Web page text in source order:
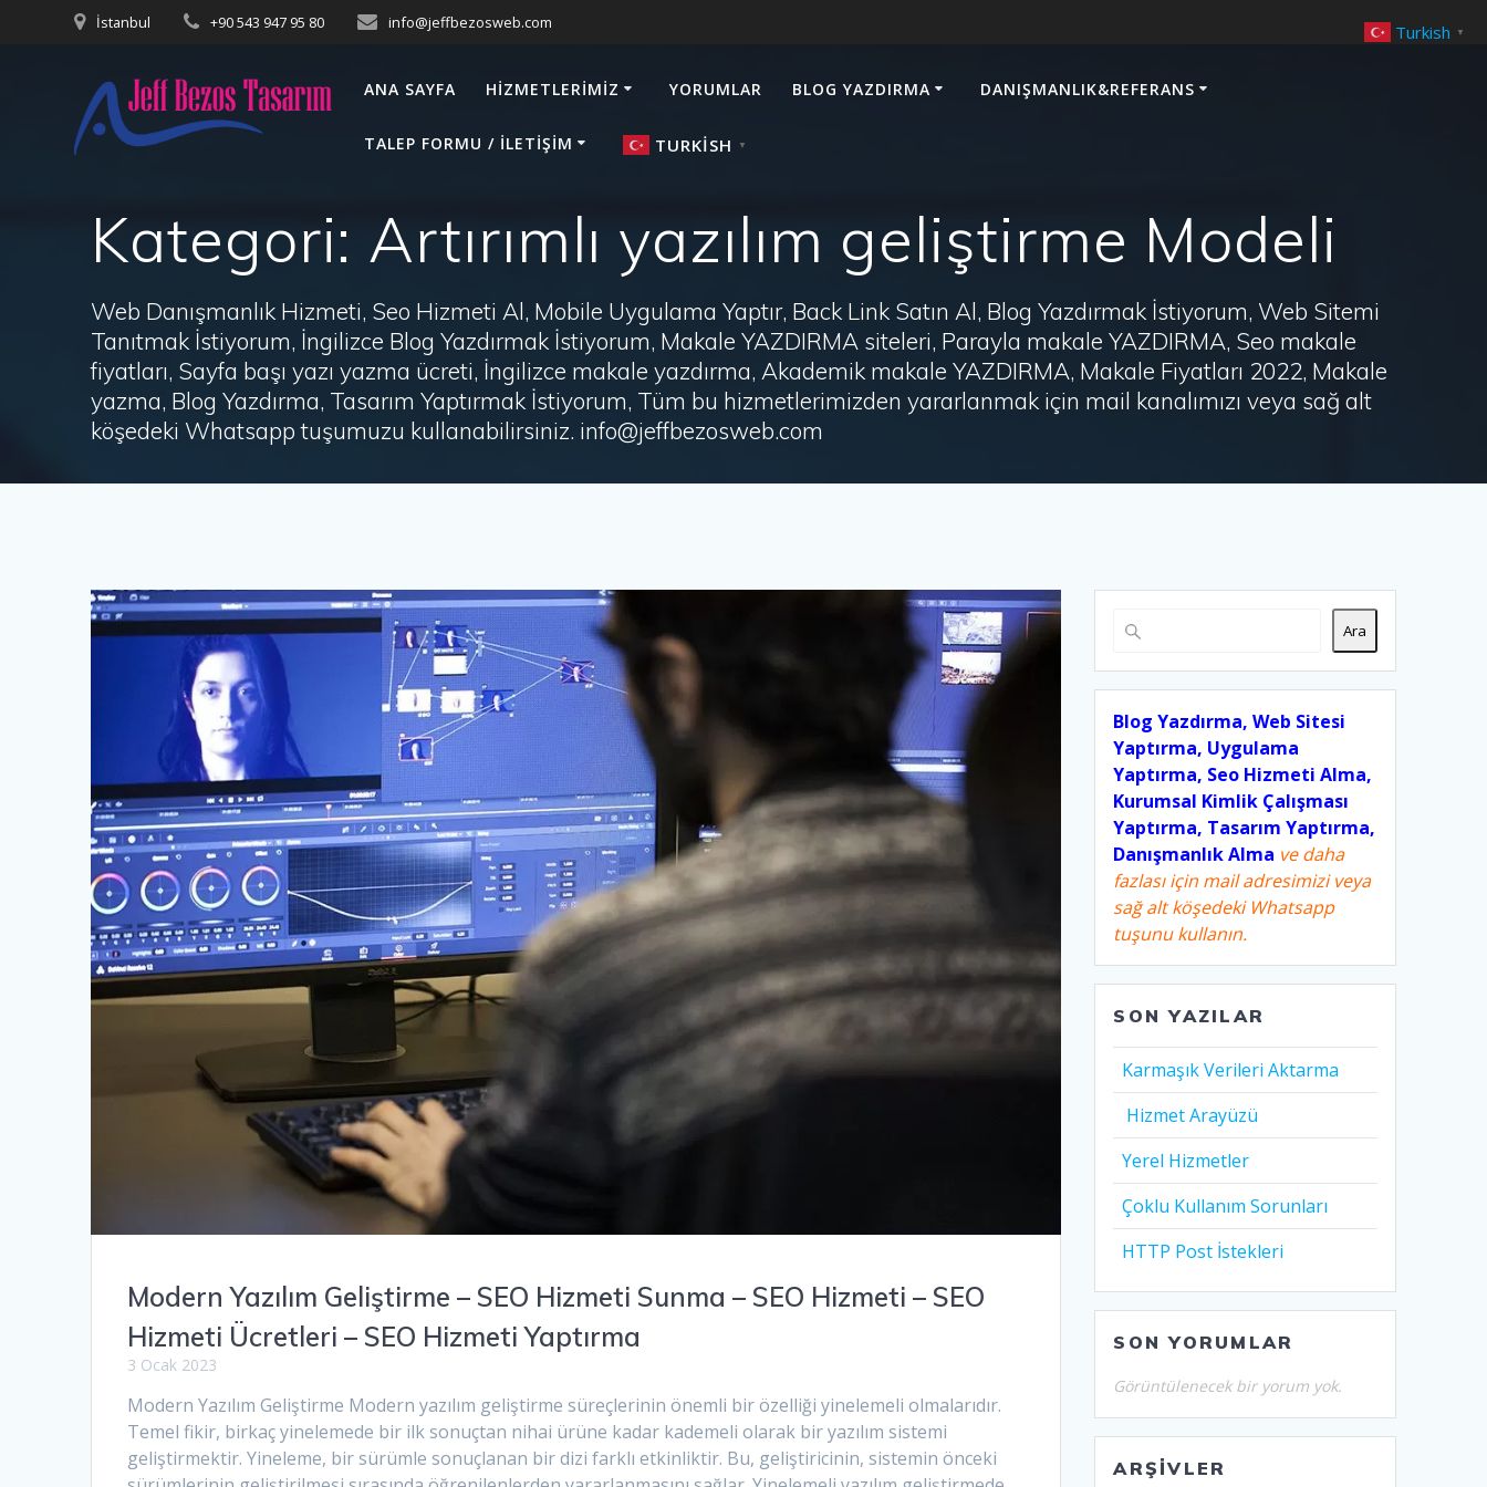
İstanbul +90 543 947 95 80 info@jeffbezosweb.com
ANA SAYFA HIZMETLERIMIZ YORUMLAR BLOG YAZDIRMA DANIŞMANLIK&REFERANS
TALEP FORMU / İLETIŞIM TURKISH ▼
Kategori: Artırımlı yazılım geliştirme Modeli
Web Danışmanlık Hizmeti, Seo Hizmeti Al, Mobile Uygulama Yaptır, Back Link Satın Al, Blog Yazdırmak İstiyorum, Web Sitemi
Tanıtmak İstiyorum, İngilizce Blog Yazdırmak İstiyorum, Makale YAZDIRMA siteleri, Parayla makale YAZDIRMA, Seo makale
fiyatları, Sayfa başı yazı yazma ücreti, İngilizce makale yazdırma, Akademik makale YAZDIRMA, Makale Fiyatları 2022, Makale
yazma, Blog Yazdırma, Tasarım Yaptırmak İstiyorum, Tüm bu hizmetlerimizden yararlanmak için mail kanalımızı veya sağ alt
köşedeki Whatsapp tuşumuzu kullanabilirsiniz. info@jeffbezosweb.com
Modern Yazılım Geliştirme – SEO Hizmeti Sunma – SEO Hizmeti – SEO
Hizmeti Ücretleri – SEO Hizmeti Yaptırma
3 Ocak 2023
Modern Yazılım Geliştirme Modern yazılım geliştirme süreçlerinin önemli bir özelliği yinelemeli olmalarıdır.
Temel fikir, birkaç yinelemede bir ilk sonuçtan nihai ürüne kadar kademeli olarak bir yazılım sistemi
geliştirmektir. Yineleme, bir sürümle sonuçlanan bir dizi farklı etkinliktir. Bu, geliştiricinin, sistemin önceki
Ara
Blog Yazdırma, Web Sitesi
Yaptırma, Uygulama
Yaptırma, Seo Hizmeti Alma,
Kurumsal Kimlik Çalışması
Yaptırma, Tasarım Yaptırma,
Danışmanlık Alma ve daha
fazlası için mail adresimizi veya
sağ alt köşedeki Whatsapp
tuşunu kullanın.
SON YAZILAR
Karmaşık Verileri Aktarma
Hizmet Arayüzü
Yerel Hizmetler
Çoklu Kullanım Sorunları
HTTP Post İstekleri
SON YORUMLAR
Görüntülenecek bir yorum yok.
ARŞIVLER
Turkish ▼